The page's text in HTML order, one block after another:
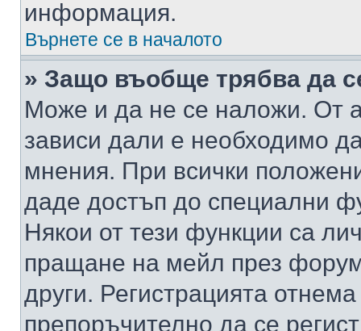
информация.
Върнете се в началото
» Защо въобще трябва да
Може и да не се наложи. От
зависи дали е необходимо
мнения. При всички
даде достъп до специални
Някои от тези функции са
пращане на мейл през
други. Регистрацията
препоръчително да се